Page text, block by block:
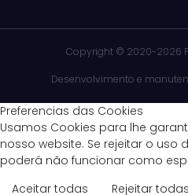
Copyright © 2020-2026
Desenvolvimento e
Preferencias das Cookies
Usamos Cookies para lhe
nosso website. Se rejeitar o uso
poderá não funcionar como
Aceitar todas
Rejeitar todas